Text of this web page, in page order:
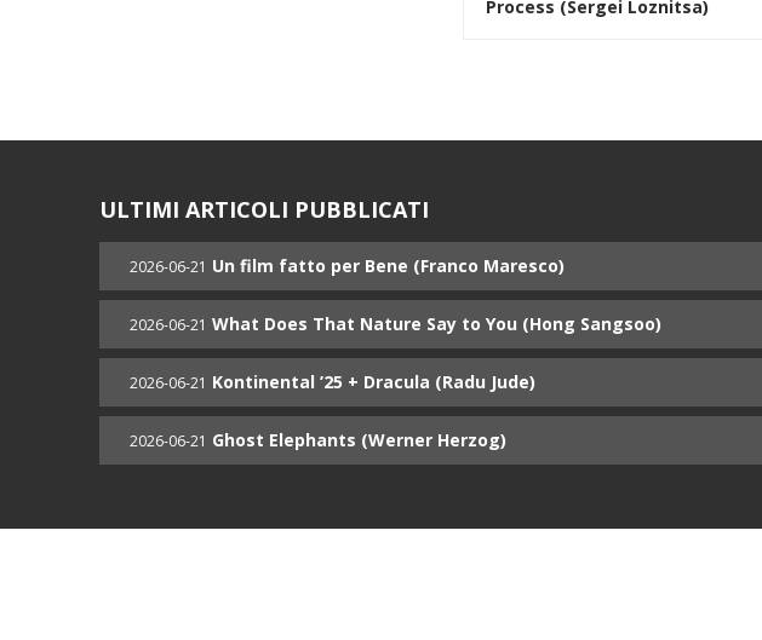
Process (Sergei Loznitsa)
ULTIMI ARTICOLI PUBBLICATI
2026-06-21 Un film fatto per Bene (Franco Maresco)
2026-06-21 What Does That Nature Say to You (Hong Sangsoo)
2026-06-21 Kontinental ’25 + Dracula (Radu Jude)
2026-06-21 Ghost Elephants (Werner Herzog)